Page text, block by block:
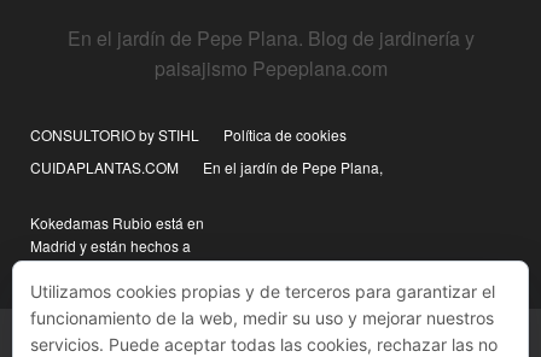
En el jardín de Pepe Plana. Blog de jardinería y
paisajismo Pepeplana.com
CONSULTORIO by STIHL
Política de cookies
CUIDAPLANTAS.COM
En el jardín de Pepe Plana,
Kokedamas Rubio está en
Madrid y están hechos a
mano
Utilizamos cookies propias y de terceros para garantizar el
funcionamiento de la web, medir su uso y mejorar nuestros
servicios. Puede aceptar todas las cookies, rechazar las no